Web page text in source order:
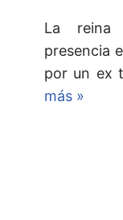
La
presencia
por un ex
más »